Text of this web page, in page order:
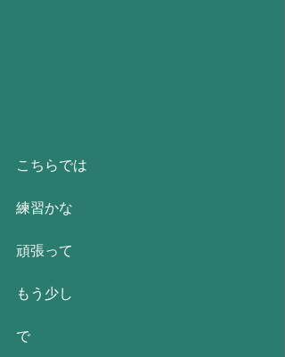
こちらでは
練習かな
頑張って
もう少し
で